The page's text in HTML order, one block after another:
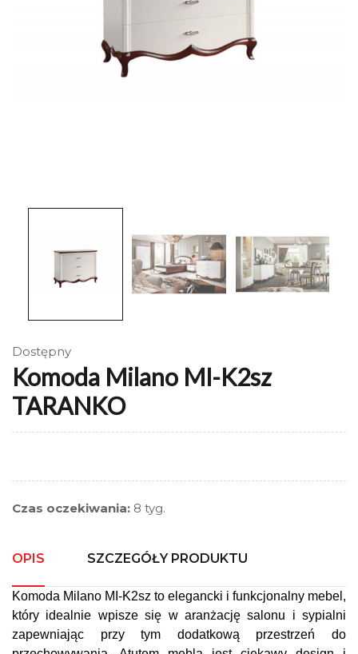
Dostępny
Komoda Milano MI-K2sz
TARANKO
Czas oczekiwania: 8 tyg.
OPIS SZCZEGÓŁY PRODUKTU
Komoda Milano MI-K2sz to elegancki i funkcjonalny mebel,
który idealnie wpisze się w aranżację salonu i sypialni
zapewniając przy tym dodatkową przestrzeń do